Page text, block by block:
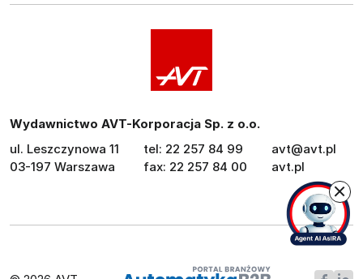
Wydawnictwo AVT-Korporacja Sp. z o.o.
ul. Leszczynowa 11
03-197 Warszawa
tel: 22 257 84 99
fax: 22 257 84 00
avt@avt.pl
avt.pl